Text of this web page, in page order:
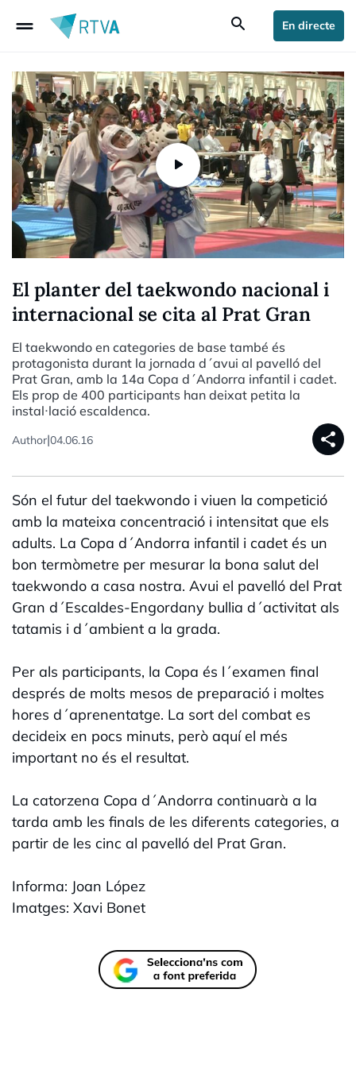
drag_handle search En directe
El planter del taekwondo nacional i
internacional se cita al Prat Gran
El taekwondo en categories de base també és
protagonista durant la jornada d´avui al pavelló del
Prat Gran, amb la 14a Copa d´Andorra infantil i cadet.
Els prop de 400 participants han deixat petita la
instal·lació escaldenca.
Author|04.06.16 share
Són el futur del taekwondo i viuen la competició
amb la mateixa concentració i intensitat que els
adults. La Copa d´Andorra infantil i cadet és un
bon termòmetre per mesurar la bona salut del
taekwondo a casa nostra. Avui el pavelló del Prat
Gran d´Escaldes-Engordany bullia d´activitat als
tatamis i d´ambient a la grada.
Per als participants, la Copa és l´examen final
després de molts mesos de preparació i moltes
hores d´aprenentatge. La sort del combat es
decideix en pocs minuts, però aquí el més
important no és el resultat.
La catorzena Copa d´Andorra continuarà a la
tarda amb les finals de les diferents categories, a
partir de les cinc al pavelló del Prat Gran.
Informa: Joan López
Imatges: Xavi Bonet